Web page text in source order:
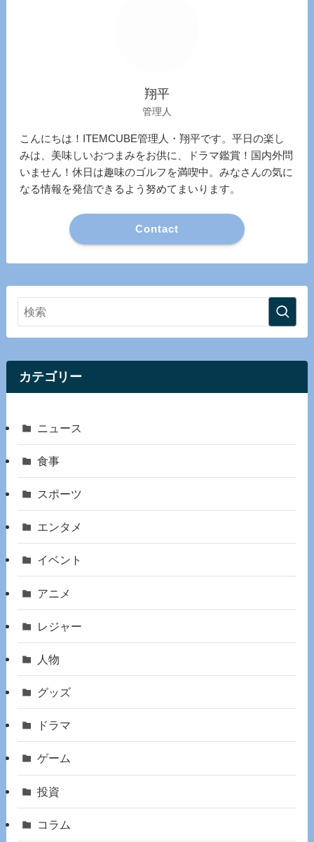
翔平
管理人
こんにちは！ITEMCUBE管理人・翔平です。平日の楽し
みは、美味しいおつまみをお供に、ドラマ鑑賞！国内外問
いません！休日は趣味のゴルフを満喫中。みなさんの気に
なる情報を発信できるよう努めてまいります。
Contact
カテゴリー
ニュース
食事
スポーツ
エンタメ
イベント
アニメ
レジャー
人物
グッズ
ドラマ
ゲーム
投資
コラム